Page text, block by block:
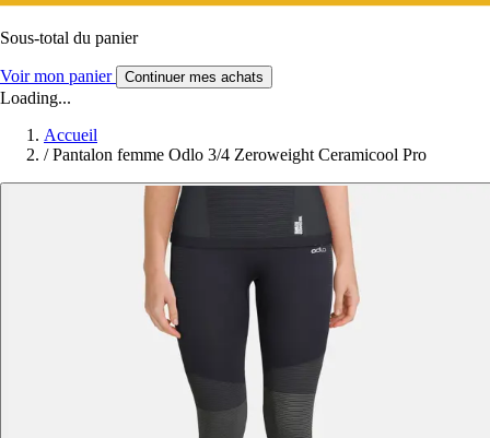
Sous-total du panier
Voir mon panier Continuer mes achats
Loading...
Accueil
/ Pantalon femme Odlo 3/4 Zeroweight Ceramicool Pro